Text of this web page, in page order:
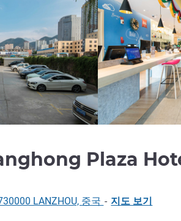
Plaza
LANZHOU, 중국 - 지도 보기